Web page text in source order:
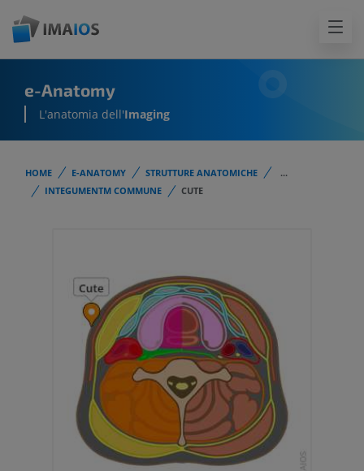
e-Anatomy
L'anatomia dell'Imaging
HOME E-ANATOMY STRUTTURE ANATOMICHE
...
INTEGUMENTM COMMUNE
CUTE